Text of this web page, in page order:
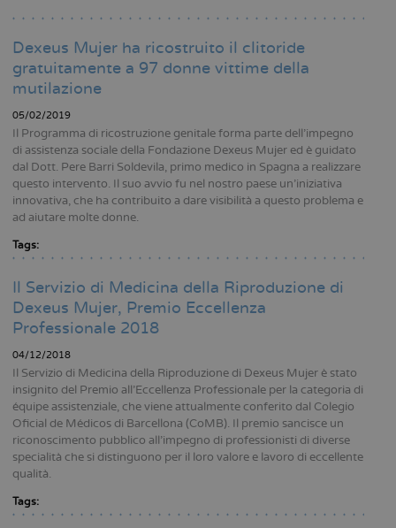
Dexeus Mujer ha ricostruito il clitoride
gratuitamente a 97 donne vittime della
mutilazione
05/02/2019
Il Programma di ricostruzione genitale forma parte dell’impegno
di assistenza sociale della Fondazione Dexeus Mujer ed è guidato
dal Dott. Pere Barri Soldevila, primo medico in Spagna a realizzare
questo intervento. Il suo avvio fu nel nostro paese un’iniziativa
innovativa, che ha contribuito a dare visibilità a questo problema e
ad aiutare molte donne.
Tags:
Il Servizio di Medicina della Riproduzione di
Dexeus Mujer, Premio Eccellenza
Professionale 2018
04/12/2018
Il Servizio di Medicina della Riproduzione di Dexeus Mujer è stato
insignito del Premio all’Eccellenza Professionale per la categoria di
équipe assistenziale, che viene attualmente conferito dal Colegio
Oficial de Médicos di Barcellona (CoMB). Il premio sancisce un
riconoscimento pubblico all’impegno di professionisti di diverse
specialità che si distinguono per il loro valore e lavoro di eccellente
qualità.
Tags: